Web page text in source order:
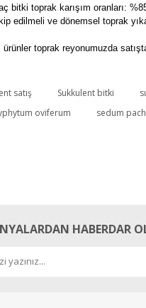
bitki toprak karışım oranları:
edilmeli ve dönemsel toprak
ürünler toprak reyonumuzda
satış Sukkulent bitki
oviferum
sedum
HABERDAR